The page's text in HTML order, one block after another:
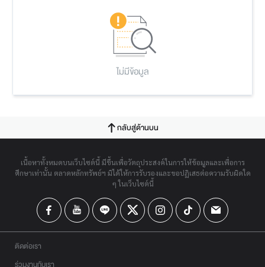
ไม่มีข้อมูล
กลับสู่ด้านบน
เนื้อหาทั้งหมดบนเว็บไซต์นี้ มีขึ้นเพื่อวัตถุประสงค์ในการให้ข้อมูลและเพื่อการ
ศึกษาเท่านั้น ตลาดหลักทรัพย์ฯ มิได้ให้การรับรองและขอปฏิเสธต่อความรับผิดใด
ๆ ในเว็บไซต์นี้
ติดต่อเรา
ร่วมงานกับเรา